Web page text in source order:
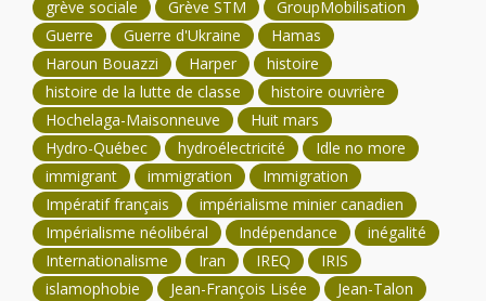
grève sociale Grève STM
GroupMobilisation
Guerre
Guerre d'Ukraine
Hamas
Haroun Bouazzi
Harper
histoire
histoire de la lutte de classe
histoire ouvrière
Hochelaga-Maisonneuve
Huit mars
Hydro-Québec
hydroélectricité
Idle no more
immigrant
immigration
Immigration
Impératif français
impérialisme minier canadien
Impérialisme néolibéral
Indépendance
inégalité
Internationalisme
Iran IREQ
IRIS
islamophobie
Jean-François Lisée
Jean-Talon